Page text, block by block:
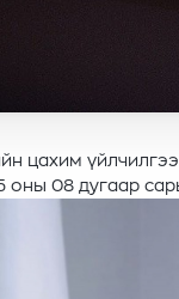
08 дугаар